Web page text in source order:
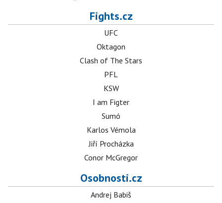
Fights.cz
UFC
Oktagon
Clash of The Stars
PFL
KSW
I am Figter
Sumó
Karlos Vémola
Jiří Procházka
Conor McGregor
Osobnosti.cz
Andrej Babiš